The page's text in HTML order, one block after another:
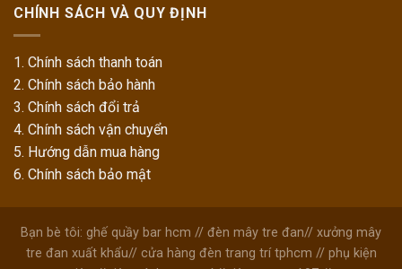
CHÍNH SÁCH VÀ QUY ĐỊNH
1. Chính sách thanh toán
2. Chính sách bảo hành
3. Chính sách đổi trả
4. Chính sách vận chuyển
5. Hướng dẫn mua hàng
6. Chính sách bảo mật
Bạn bè tôi: ghế quầy bar hcm // đèn mây tre đan// xưởng mây
tre đan xuất khẩu// cửa hàng đèn trang trí tphcm // phụ kiện